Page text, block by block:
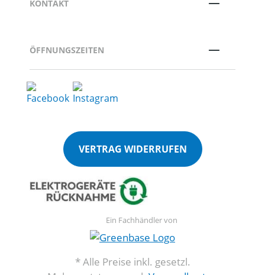
KONTAKT
ÖFFNUNGSZEITEN
VERTRAG WIDERRUFEN
Ein Fachhändler von
* Alle Preise inkl. gesetzl.